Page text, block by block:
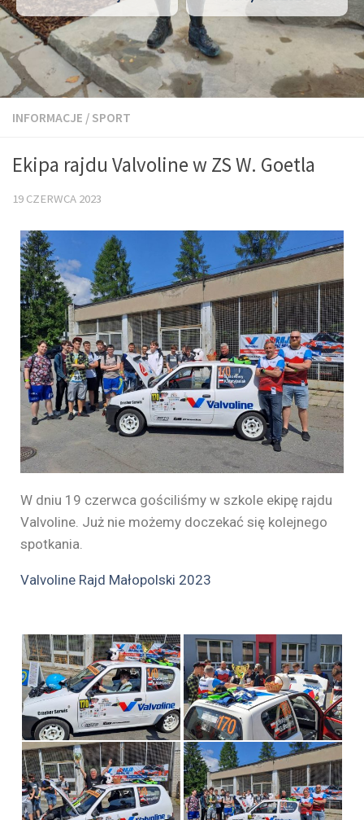
INFORMACJE / SPORT
Ekipa rajdu Valvoline w ZS W. Goetla
19 CZERWCA 2023
W dniu 19 czerwca gościliśmy w szkole ekipę rajdu
Valvoline. Już nie możemy doczekać się kolejnego
spotkania.
Valvoline Rajd Małopolski 2023